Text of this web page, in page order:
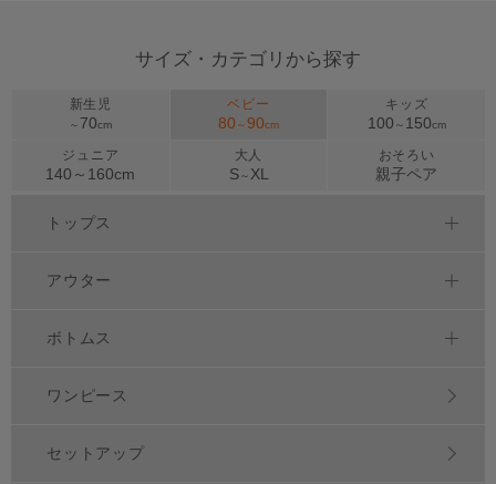
サイズ・カテゴリから探す
新生児
～ 70cm
ベビー
80 ～90cm
キッズ
100 ～ 150cm
ジュニア
140～ 160cm
大人
S～ XL
おそろい
親子ペア
トップス
アウター
ボトムス
ワンピース
セットアップ